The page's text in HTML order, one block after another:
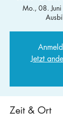
Mo., 08. Juni
Jetzt
Zeit & Ort